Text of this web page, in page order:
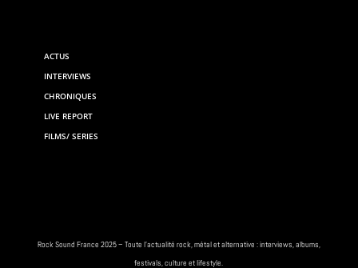
ACTUS
INTERVIEWS
CHRONIQUES
LIVE REPORT
FILMS/ SERIES
Rock Sound France 2025 – Toute l’actualité rock, métal et alternative : interviews,albums,
festivals, culture et lifestyle.